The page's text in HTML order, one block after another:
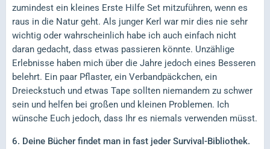
zumindest ein kleines Erste Hilfe Set mitzuführen, wenn es
raus in die Natur geht. Als junger Kerl war mir dies nie sehr
wichtig oder wahrscheinlich habe ich auch einfach nicht
daran gedacht, dass etwas passieren könnte. Unzählige
Erlebnisse haben mich über die Jahre jedoch eines Besseren
belehrt. Ein paar Pflaster, ein Verbandpäckchen, ein
Dreieckstuch und etwas Tape sollten niemandem zu schwer
sein und helfen bei großen und kleinen Problemen. Ich
wünsche Euch jedoch, dass Ihr es niemals verwenden müsst.
6. Deine Bücher findet man in fast jeder Survival-Bibliothek.